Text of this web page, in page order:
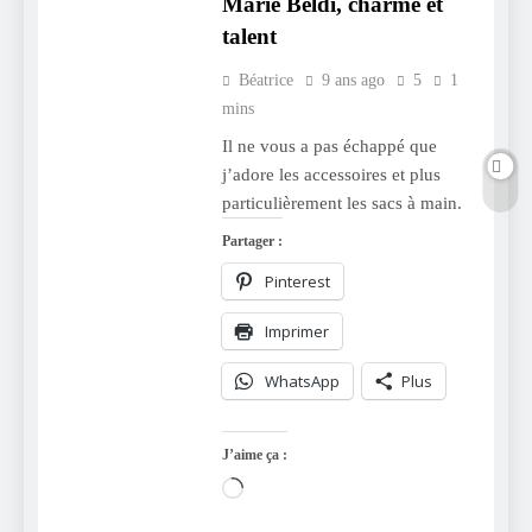
talent
Béatrice 9 ans ago 5
1
mins
Il ne vous a pas échappé que
j’adore les accessoires et plus
particulièrement les sacs à main.
Partager :
Pinterest
Imprimer
WhatsApp Plus
J’aime ça :
Chargement…